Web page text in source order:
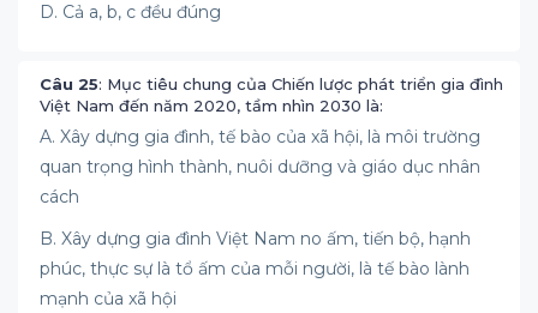
D. Cả a, b, c đều đúng
Câu 25: Mục tiêu chung của Chiến lược phát triển gia đình
Việt Nam đến năm 2020, tầm nhìn 2030 là:
A. Xây dựng gia đình, tế bào của xã hội, là môi trường
quan trọng hình thành, nuôi dưỡng và giáo dục nhân
cách
B. Xây dựng gia đình Việt Nam no ấm, tiến bộ, hạnh
phúc, thực sự là tổ ấm của mỗi người, là tế bào lành
mạnh của xã hội